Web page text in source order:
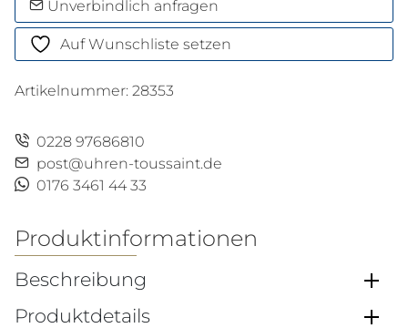
World
Days
Rollerball
Menge
Unverbindlich anfragen
Auf Wunschliste setzen
Artikelnummer: 28353
0228 97686810
post@uhren-toussaint.de
0176 3461 44 33
Produktinformationen
Beschreibung
Produktdetails